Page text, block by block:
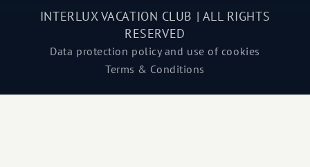
INTERLUX VACATION CLUB | ALL RIGHTS
RESERVED
Data protection policy and use of cookies
Terms & Conditions